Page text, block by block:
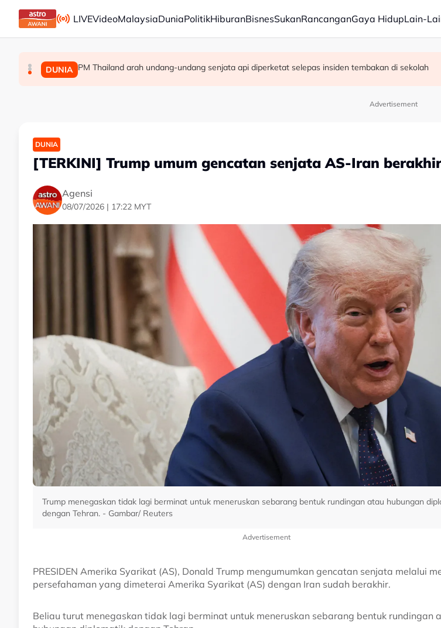
Skip to main content
LIVEVideoMalaysiaDuniaPolitikHiburanBisnesSukanRancanganGaya HidupLain-
MALAYSIA Berita tempatan pilihan sepanjang hari ini
MALAYSIA Pengacara, ahli perniagaan ditahan bantu siasatan audio siar sentuh isu sensitiviti agama
DUNIA PM Thailand arah undang-undang senjata api diperketat selepas insiden tembakan di sekolah
Advertisement
DUNIA
[TERKINI] Trump umum gencatan senjata AS-Iran berakhir
Agensi
08/07/2026 | 17:22 MYT
Trump menegaskan tidak lagi berminat untuk meneruskan sebarang bentuk rundingan atau hubungan
dengan Tehran. - Gambar/ Reuters
Advertisement
PRESIDEN Amerika Syarikat (AS), Donald Trump mengumumkan gencatan senjata melalui
persefahaman yang dimeterai Amerika Syarikat (AS) dengan Iran sudah berakhir.
Beliau turut menegaskan tidak lagi berminat untuk meneruskan sebarang bentuk rundingan